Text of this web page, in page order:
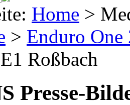
Home >
> Enduro One
E1 Roßbach
Presse-